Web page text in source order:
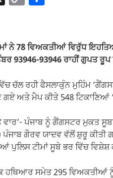
y
Li
n
k
e
ਨੇ 78 ਵਿਅਕਤੀਆਂ ਵਿਰੁੱਧ
93946-93946 ਰਾਹੀਂ ਗੁਪਤ
ਚੱਲ ਰਹੀ ਫੈਸਲਾਕੁੰਨ ਮੁਹਿੰਮ
ਅਤੇ ਮੈਪ ਕੀਤੇ 548 ਟਿਕਾਣਿਆਂ
ਵਾਰ’- ਪੰਜਾਬ ਨੂੰ ਗੈਂਗਸਟਰ ਮੁਕਤ
ਗੌਰਵ ਯਾਦਵ ਵੱਲੋਂ ਸ਼ੁਰੂ
ਪੁਲਿਸ ਟੀਮਾਂ ਸੂਬੇ ਭਰ ਵਿੱਚ
ਹਥਿਆਰ ਸਮੇਤ 295 ਵਿਅਕਤੀਆਂ